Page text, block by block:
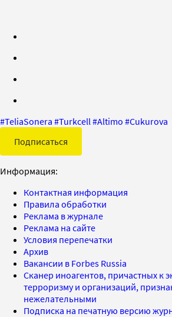
#TeliaSonera #Turkcell #Altimo #Cukurova
Подписаться
Информация:
Контактная информация
Правила обработки
Реклама в журнале
Реклама на сайте
Условия перепечатки
Архив
Вакансии в Forbes Russia
Сканер иноагентов, причастных к
терроризму и организаций,
нежелательными
Подписка на печатную версию